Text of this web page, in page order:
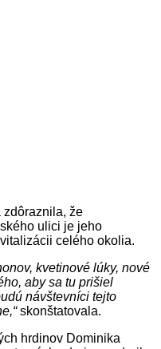
zdôraznila, že
ulici je jeho
celého okolia.
kvetinové lúky, nové
aby sa tu prišiel
návštevníci tejto
skonštatovala.
hrdinov Dominika